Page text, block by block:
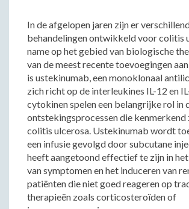
In de afgelopen jaren zijn er
behandelingen ontwikkeld voor colitis
name op het gebied van biologische
van de meest recente toevoegingen
is ustekinumab, een monoklonaal
zich richt op de interleukines IL-12 en
cytokinen spelen een belangrijke rol in
ontstekingsprocessen die kenmerkend
colitis ulcerosa. Ustekinumab wordt
een infusie gevolgd door subcutane
heeft aangetoond effectief te zijn in
van symptomen en het induceren van
patiënten die niet goed reageren op
therapieën zoals corticosteroïden of